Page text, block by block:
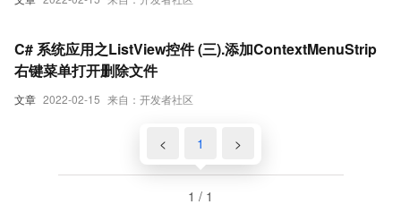
文章 2022-02-15 来自：开发者社区
C# 系统应用之ListView控件 (三).添加ContextMenuStrip
右键菜单打开删除文件
< 1 >
1 / 1